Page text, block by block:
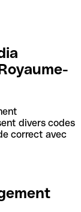
divers codes
correct avec